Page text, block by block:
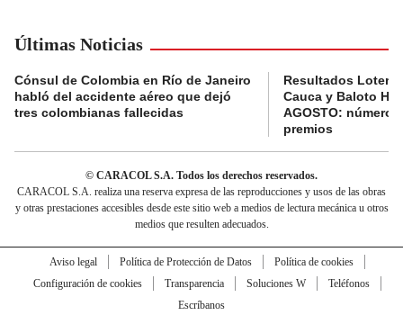
Últimas Noticias
Cónsul de Colombia en Río de Janeiro
habló del accidente aéreo que dejó
tres colombianas fallecidas
Resultados
Cauca y Baloto
AGOSTO:
premios
© CARACOL S.A. Todos los derechos reservados.
CARACOL S.A. realiza una reserva expresa de las reproducciones y usos de las obras
y otras prestaciones accesibles desde este sitio web a medios de lectura mecánica u otros
medios que resulten adecuados.
Aviso legal Política de Protección de Datos
Política de cookies
Configuración de cookies
Transparencia Soluciones W
Teléfonos
Escríbanos